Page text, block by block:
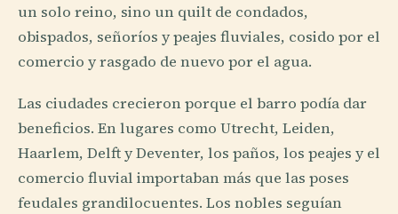
un solo reino, sino un quilt de condados,
obispados, señoríos y peajes fluviales, cosido por el
comercio y rasgado de nuevo por el agua.
Las ciudades crecieron porque el barro podía dar
beneficios. En lugares como Utrecht, Leiden,
Haarlem, Delft y Deventer, los paños, los peajes y el
comercio fluvial importaban más que las poses
feudales grandilocuentes. Los nobles seguían